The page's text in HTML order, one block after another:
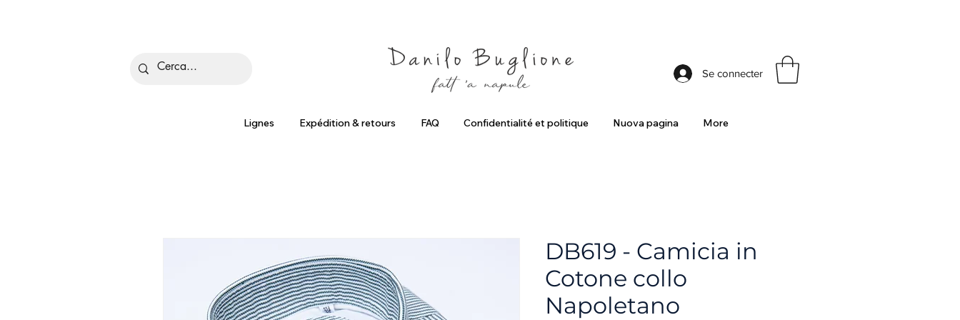
Lignes Expédition & retours FAQ Confidentialité et politique Nuova pagina More
Se connecter
DB619 - Camicia in
Cotone collo
Napoletano